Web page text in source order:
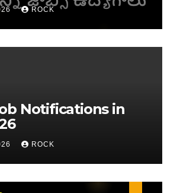
ROCK
Notifications in
ROCK